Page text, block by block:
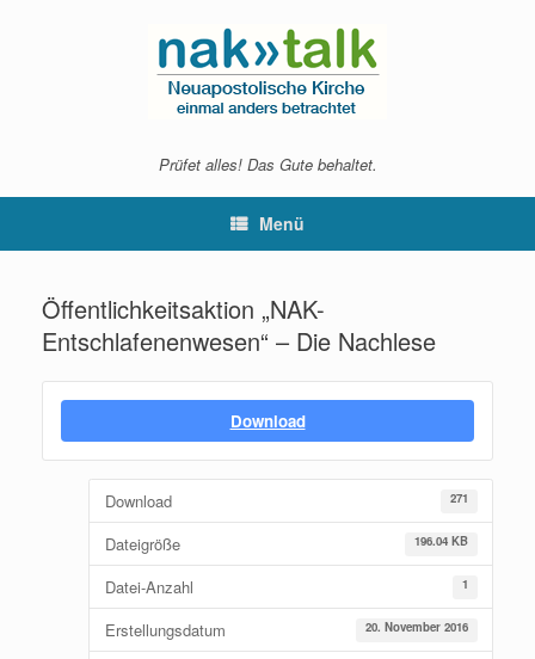
Prüfet alles! Das Gute behaltet.
Menü
Öffentlichkeitsaktion „NAK-
Entschlafenenwesen“ – Die Nachlese
Download
Download 271
Dateigröße 196.04 KB
Datei-Anzahl 1
Erstellungsdatum 20. November 2016